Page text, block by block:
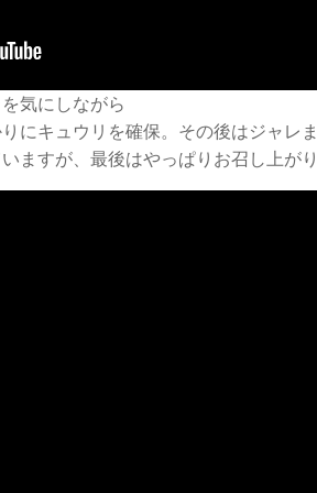
気にしながら
にキュウリを確保。その後はジャレ
ますが、最後はやっぱりお召し上が